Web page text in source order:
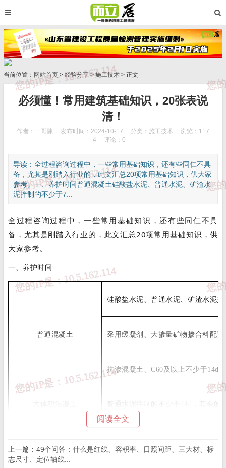
当前位置： 网站首页 > 经验分享>施工技术 > 正文
必须懂！常用建筑基础知识，20张表说
清！
作者：一哥陳 发布时间：2024-10-17 分类： 施工技术
浏览：117
4
评论：0
导读：全过程咨询过程中，一些常用基础知识，还有些同仁不具
备，尤其是刚踏入行业的，此文汇总20项常用基础知识，供大家
参考。一、养护时间普通混凝土硅酸盐水泥、普通水泥、矿渣水
泥拌制的不少于7...
全过程咨询过程中，一些常用基础知识，还有些同仁不具
备，尤其是刚踏入行业的，此文汇总20项常用基础知识，供
大家参考。
一、养护时间
普通混凝土
硅酸盐水泥、普通水泥、矿渣水泥
采用缓凝剂、大掺量矿物掺合料配置
抗渗混凝土、C60及以上不少于14d
阅读全文
上一篇： 49个问答：什么是红线、容积率、日照间距、三大材、标
志尺寸、定位轴线...